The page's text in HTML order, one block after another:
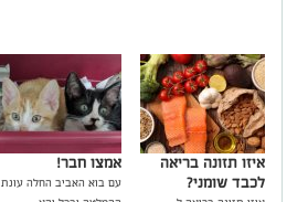
איזו תזונה בריאה
לכבד שומני?
אמצו חבר!
עם בוא האביב החלה עונת